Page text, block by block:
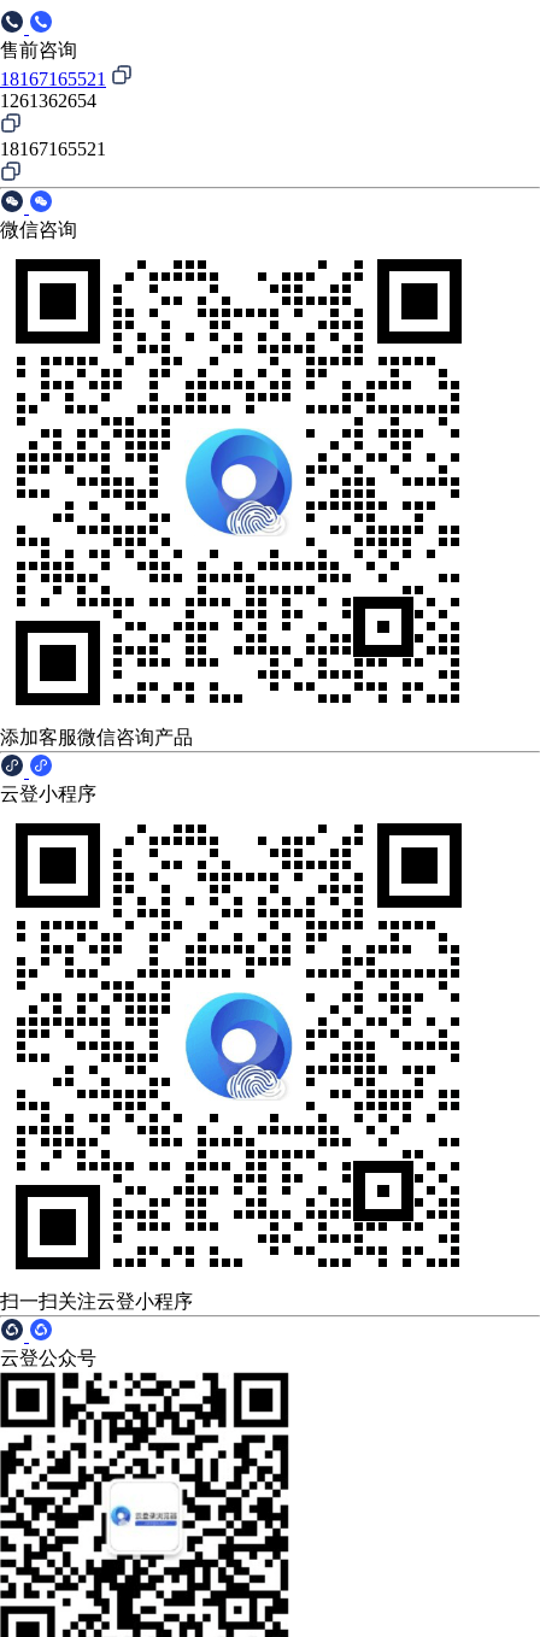
售前咨询
18167165521
1261362654
18167165521
微信咨询
添加客服微信咨询产品
云登小程序
扫一扫关注云登小程序
云登公众号